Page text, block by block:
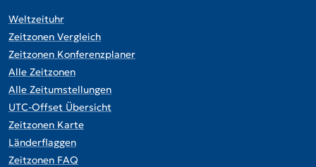
Weltzeituhr
Zeitzonen Vergleich
Zeitzonen Konferenzplaner
Alle Zeitzonen
Alle Zeitumstellungen
UTC-Offset Übersicht
Zeitzonen Karte
Länderflaggen
Zeitzonen FAQ